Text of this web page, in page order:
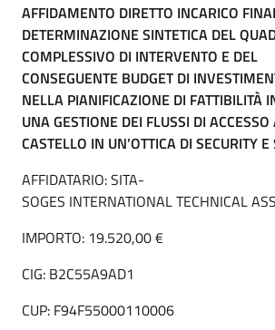
AFFIDAMENTO DIRETTO INCARICO
DETERMINAZIONE SINTETICA DEL
COMPLESSIVO DI INTERVENTO E DEL
CONSEGUENTE BUDGET DI
NELLA PIANIFICAZIONE DI FATTIBILITÀ
UNA GESTIONE DEI FLUSSI DI
CASTELLO IN UN’OTTICA DI SECURITY E
AFFIDATARIO: SITA-
SOGES INTERNATIONAL TECHNICAL
IMPORTO: 19.520,00 €
CIG: B2C55A9AD1
CUP: F94F55000110006